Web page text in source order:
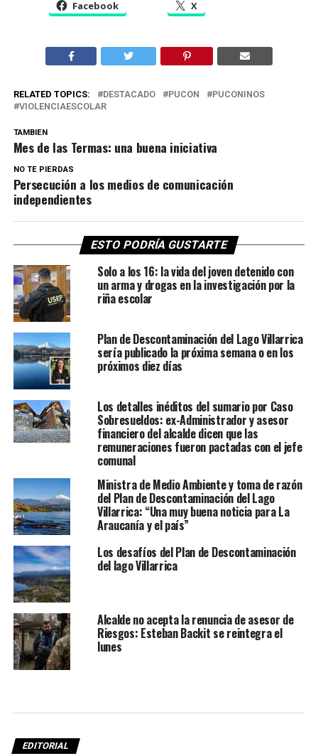
Facebook X
RELATED TOPICS: DESTACADO PUCON
PUCONINOS
VIOLENCIAESCOLAR
TAMBIEN
Mes de las Termas: una buena iniciativa
NO TE PIERDAS
Persecución a los medios de comunicación
independientes
ESTO PODRÍA GUSTARTE
Solo a los 16: la vida del joven detenido con
un arma y drogas en la investigación por la
riña escolar
Plan de Descontaminación del Lago Villarrica
sería publicado la próxima semana o en los
próximos diez días
Los detalles inéditos del sumario por Caso
Sobresueldos: ex-Administrador y asesor
financiero del alcalde dicen que las
remuneraciones fueron pactadas con el jefe
comunal
Ministra de Medio Ambiente y toma de razón
del Plan de Descontaminación del Lago
Villarrica: “Una muy buena noticia para La
Araucanía y el país”
Los desafíos del Plan de Descontaminación
del lago Villarrica
Alcalde no acepta la renuncia de asesor de
Riesgos: Esteban Backit se reintegra el
lunes
EDITORIAL